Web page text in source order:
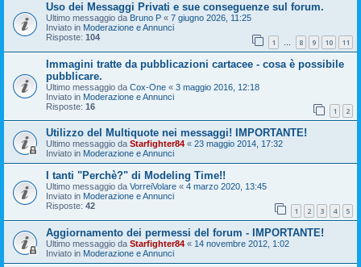
Uso dei Messaggi Privati e sue conseguenze sul forum.
Ultimo messaggio da Bruno P « 7 giugno 2026, 11:25
Inviato in Moderazione e Annunci
Risposte: 104 1 … 8 9 10 11
Immagini tratte da pubblicazioni cartacee - cosa è possibile
pubblicare.
Ultimo messaggio da Cox-One « 3 maggio 2016, 12:18
Inviato in Moderazione e Annunci
Risposte: 16 1 2
Utilizzo del Multiquote nei messaggi! IMPORTANTE!
Ultimo messaggio da Starfighter84 « 23 maggio 2014, 17:32
Inviato in Moderazione e Annunci
I tanti "Perchè?" di Modeling Time!!
Ultimo messaggio da VorreiVolare « 4 marzo 2020, 13:45
Inviato in Moderazione e Annunci
Risposte: 42 1 2 3 4 5
Aggiornamento dei permessi del forum - IMPORTANTE!
Ultimo messaggio da Starfighter84 « 14 novembre 2012, 1:02
Inviato in Moderazione e Annunci